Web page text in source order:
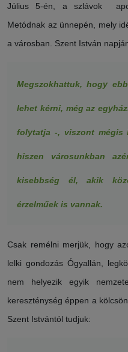
Július 5-én, a szlávok
Metódnak az ünnepén, mely
a városban. Szent István
Megszokhattuk, hogy
lehet kérni, még az
folytatja -, viszont mégis
hiszen városunkban
kisebbség él, akik
érzelműek is vannak.
Csak remélni merjük, hogy
lelki gondozás Ógyallán,
nem helyezik egyik
kereszténység éppen a
Szent Istvántól tudjuk: